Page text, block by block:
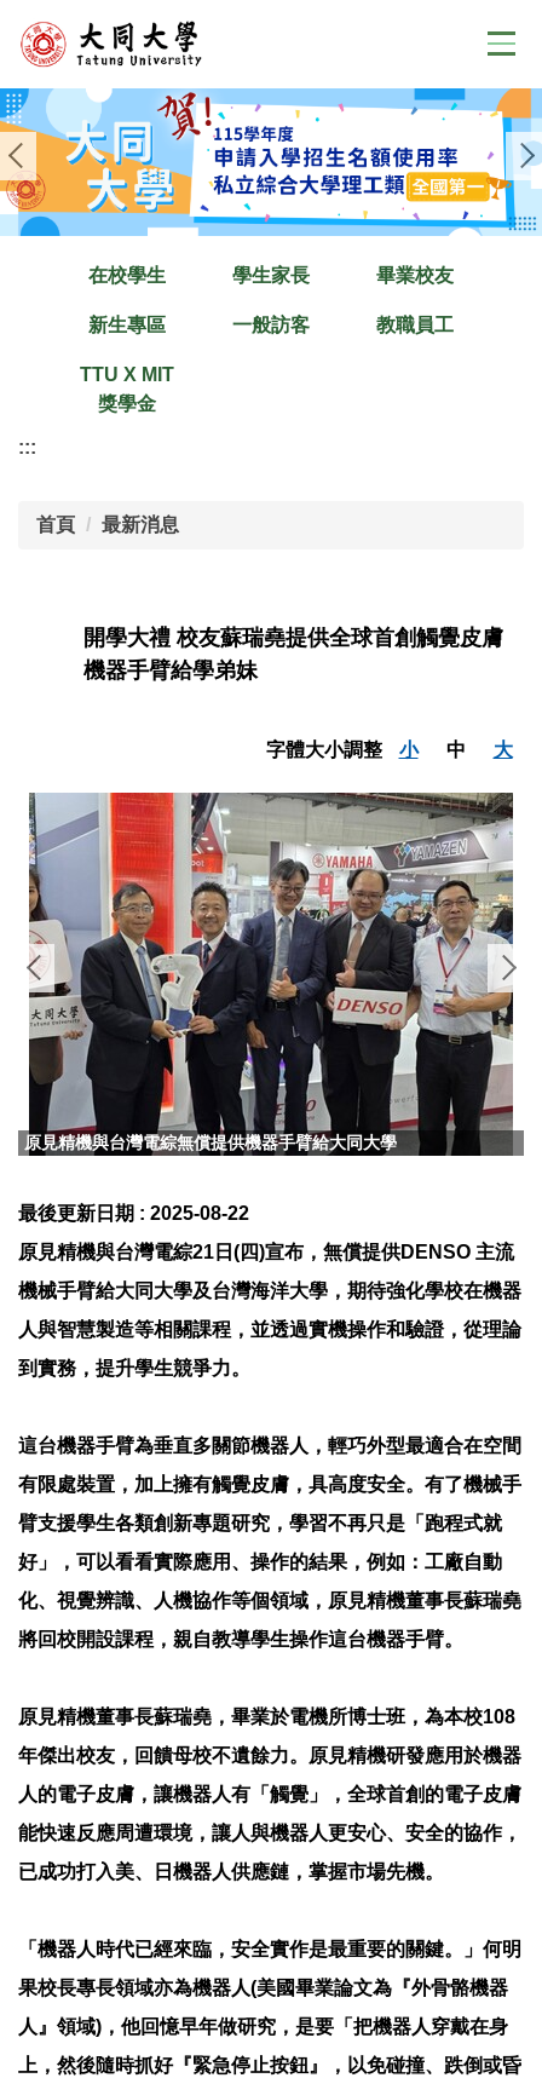
到
要
內
容
區
在校學生 學生家長 畢業校友
新生專區 一般訪客 教職員工
TTU X MIT
獎學金
:::
首頁 最新消息
開學大禮 校友蘇瑞堯提供全球首創觸覺皮膚
機器手臂給學弟妹
字體大小調整 小 中 大
原見精機與台灣電綜無償提供機器手臂給大同大學
最後更新日期 : 2025-08-22
原見精機與台灣電綜21日(四)宣布，無償提供DENSO 主流
機械手臂給大同大學及台灣海洋大學，期待強化學校在機器
人與智慧製造等相關課程，並透過實機操作和驗證，從理論
到實務，提升學生競爭力。
這台機器手臂為垂直多關節機器人，輕巧外型最適合在空間
有限處裝置，加上擁有觸覺皮膚，具高度安全。有了機械手
臂支援學生各類創新專題研究，學習不再只是「跑程式就
好」，可以看看實際應用、操作的結果，例如：工廠自動
化、視覺辨識、人機協作等個領域，原見精機董事長蘇瑞堯
將回校開設課程，親自教導學生操作這台機器手臂。
原見精機董事長蘇瑞堯，畢業於電機所博士班，為本校108
年傑出校友，回饋母校不遺餘力。原見精機研發應用於機器
人的電子皮膚，讓機器人有「觸覺」，全球首創的電子皮膚
能快速反應周遭環境，讓人與機器人更安心、安全的協作，
已成功打入美、日機器人供應鏈，掌握市場先機。
「機器人時代已經來臨，安全實作是最重要的關鍵。」何明
果校長專長領域亦為機器人(美國畢業論文為『外骨骼機器
人』領域)，他回憶早年做研究，是要「把機器人穿戴在身
上，然後隨時抓好『緊急停止按鈕』，以免碰撞、跌倒或昏